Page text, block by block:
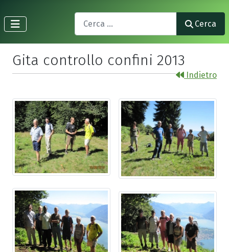
Search
Cerca
Gita controllo confini 2013
Indietro